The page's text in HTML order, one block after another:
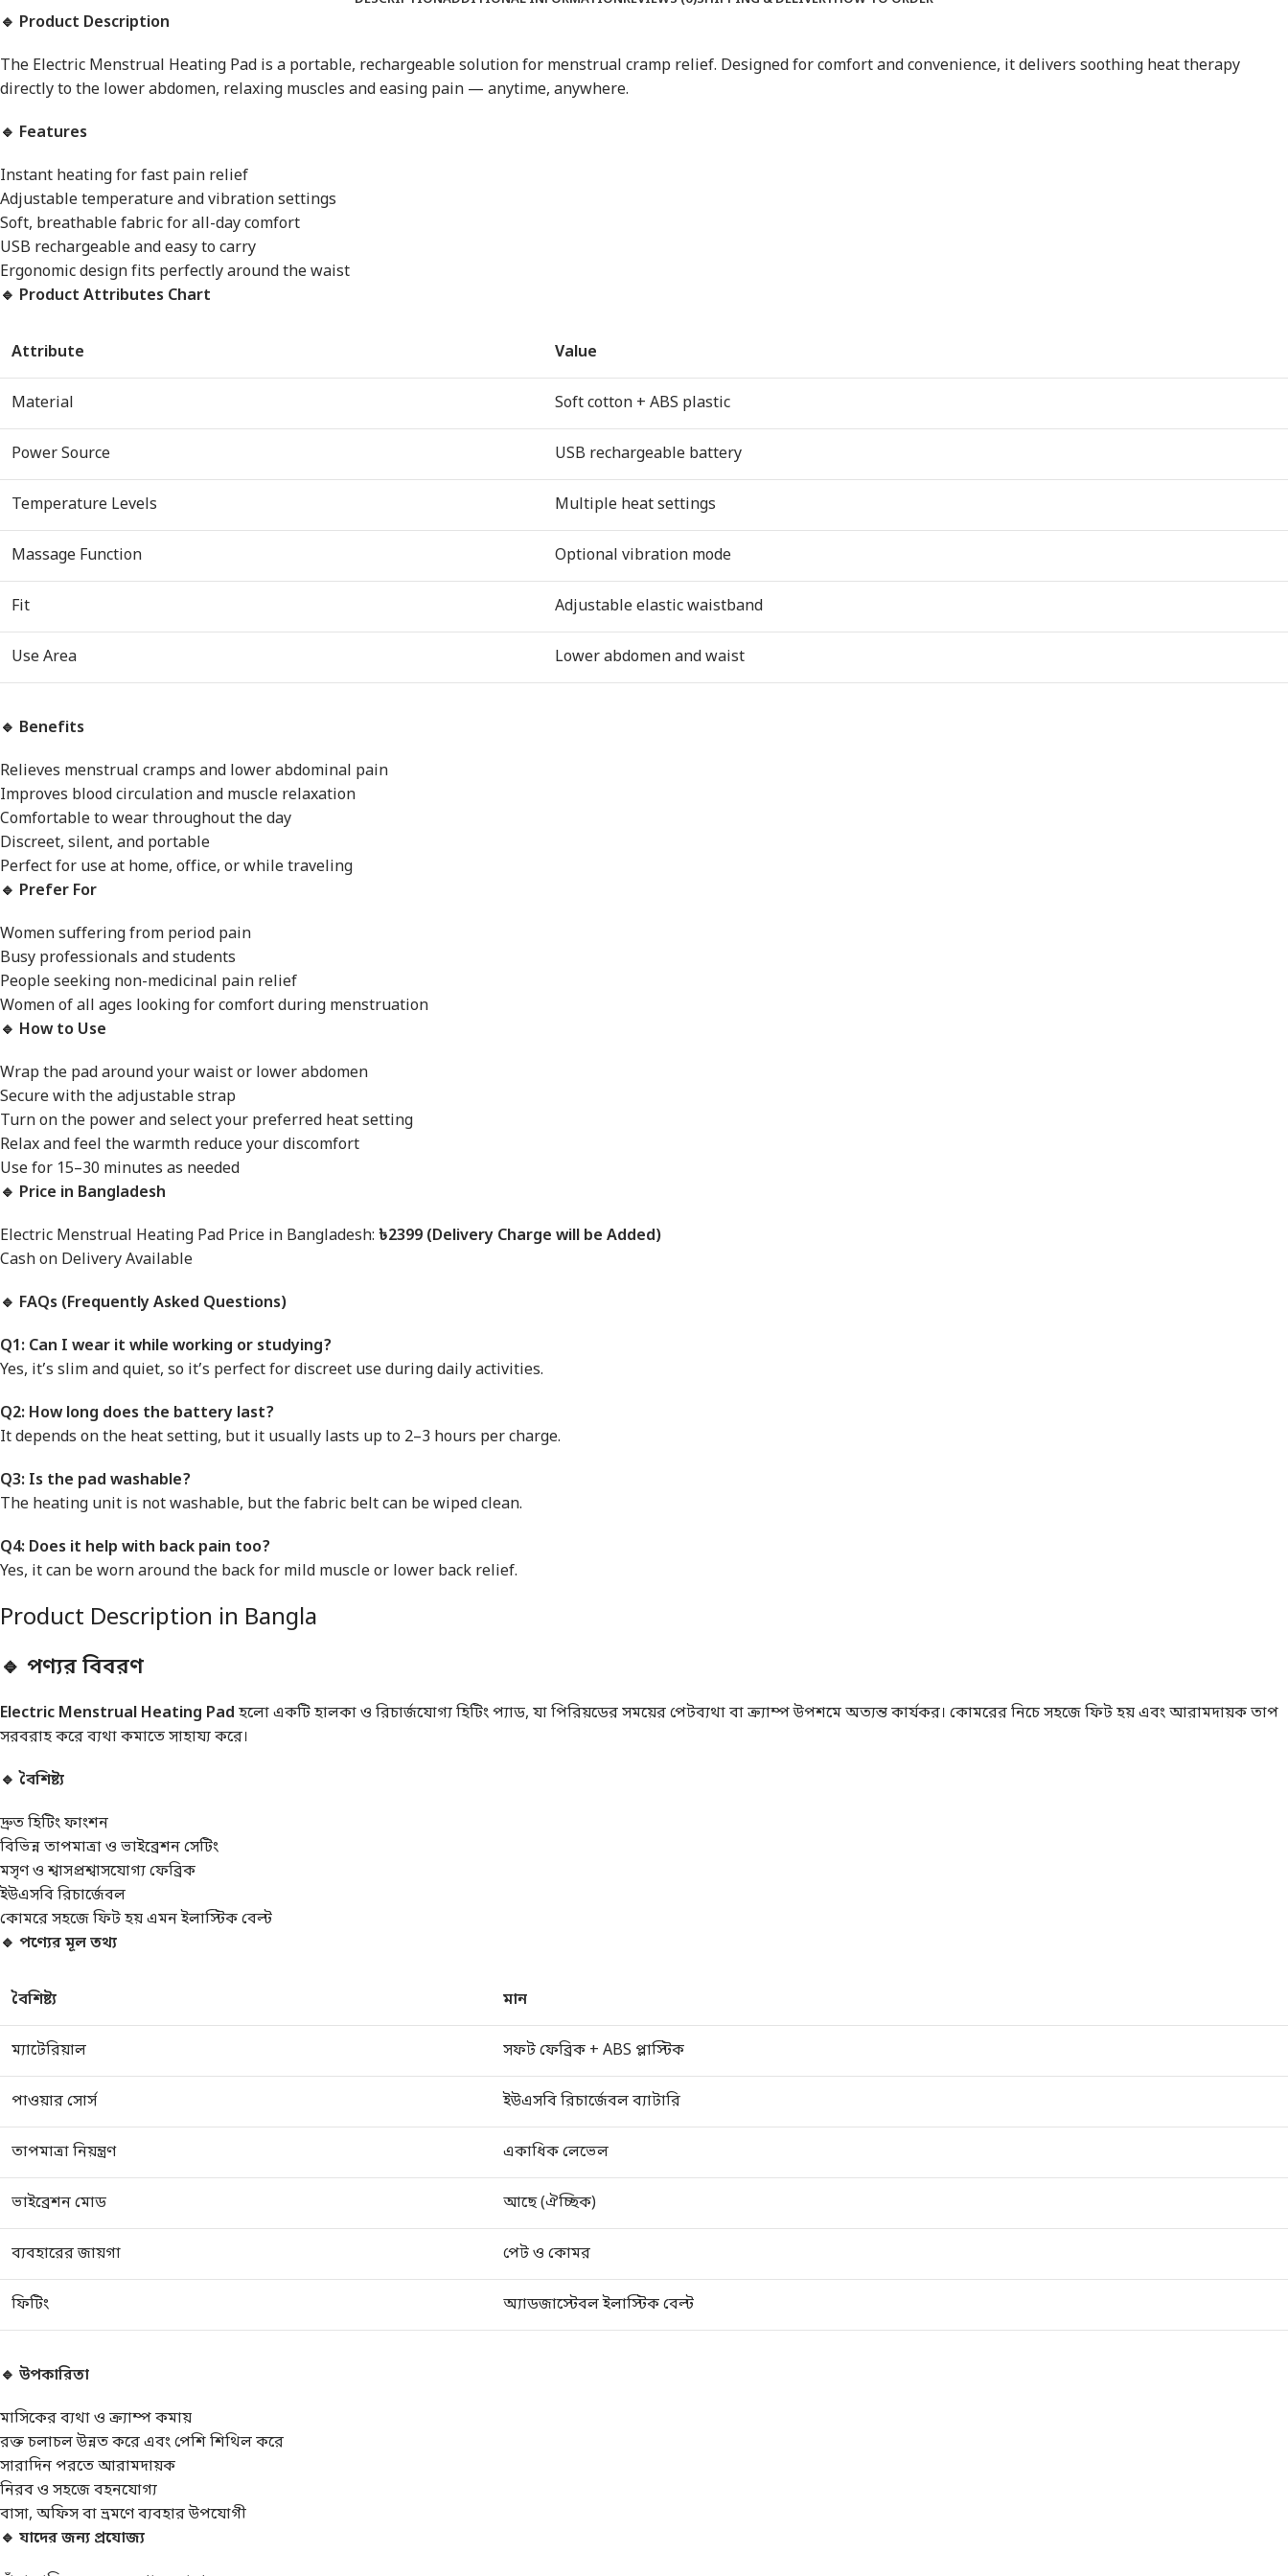
🔹 Product Description
The Electric Menstrual Heating Pad is a portable, rechargeable solution for menstrual cramp relief. Designed for comfort and convenience, it delivers soothing heat therapy
directly to the lower abdomen, relaxing muscles and easing pain — anytime, anywhere.
🔹 Features
Instant heating for fast pain relief
Adjustable temperature and vibration settings
Soft, breathable fabric for all-day comfort
USB rechargeable and easy to carry
Ergonomic design fits perfectly around the waist
🔹 Product Attributes Chart
Attribute Value
Material Soft cotton + ABS plastic
Power Source USB rechargeable battery
Temperature Levels Multiple heat settings
Massage Function Optional vibration mode
Fit Adjustable elastic waistband
Use Area Lower abdomen and waist
🔹 Benefits
Relieves menstrual cramps and lower abdominal pain
Improves blood circulation and muscle relaxation
Comfortable to wear throughout the day
Discreet, silent, and portable
Perfect for use at home, office, or while traveling
🔹 Prefer For
Women suffering from period pain
Busy professionals and students
People seeking non-medicinal pain relief
Women of all ages looking for comfort during menstruation
🔹 How to Use
Wrap the pad around your waist or lower abdomen
Secure with the adjustable strap
Turn on the power and select your preferred heat setting
Relax and feel the warmth reduce your discomfort
Use for 15–30 minutes as needed
🔹 Price in Bangladesh
Electric Menstrual Heating Pad Price in Bangladesh: ৳2399 (Delivery Charge will be Added)
Cash on Delivery Available
🔹 FAQs (Frequently Asked Questions)
Q1: Can I wear it while working or studying?
Yes, it’s slim and quiet, so it’s perfect for discreet use during daily activities.
Q2: How long does the battery last?
It depends on the heat setting, but it usually lasts up to 2–3 hours per charge.
Q3: Is the pad washable?
The heating unit is not washable, but the fabric belt can be wiped clean.
Q4: Does it help with back pain too?
Yes, it can be worn around the back for mild muscle or lower back relief.
Product Description in Bangla
🔹 পণ্যর বিবরণ
Electric Menstrual Heating Pad হলো একটি হালকা ও রিচার্জযোগ্য হিটিং প্যাড, যা পিরিয়ডের সময়ের পেটব্যথা বা ক্র্যাম্প উপশমে অত্যন্ত কার্যকর। কোমরের নিচে সহজে ফিট হয় এবং আরামদায়ক তাপ
সরবরাহ করে ব্যথা কমাতে সাহায্য করে।
🔹 বৈশিষ্ট্য
দ্রুত হিটিং ফাংশন
বিভিন্ন তাপমাত্রা ও ভাইব্রেশন সেটিং
মসৃণ ও শ্বাসপ্রশ্বাসযোগ্য ফেব্রিক
ইউএসবি রিচার্জেবল
কোমরে সহজে ফিট হয় এমন ইলাস্টিক বেল্ট
🔹 পণ্যের মূল তথ্য
বৈশিষ্ট্য মান
ম্যাটেরিয়াল সফট ফেব্রিক + ABS প্লাস্টিক
পাওয়ার সোর্স ইউএসবি রিচার্জেবল ব্যাটারি
তাপমাত্রা নিয়ন্ত্রণ একাধিক লেভেল
ভাইব্রেশন মোড আছে (ঐচ্ছিক)
ব্যবহারের জায়গা পেট ও কোমর
ফিটিং অ্যাডজাস্টেবল ইলাস্টিক বেল্ট
🔹 উপকারিতা
মাসিকের ব্যথা ও ক্র্যাম্প কমায়
রক্ত চলাচল উন্নত করে এবং পেশি শিথিল করে
সারাদিন পরতে আরামদায়ক
নিরব ও সহজে বহনযোগ্য
বাসা, অফিস বা ভ্রমণে ব্যবহার উপযোগী
🔹 যাদের জন্য প্রযোজ্য